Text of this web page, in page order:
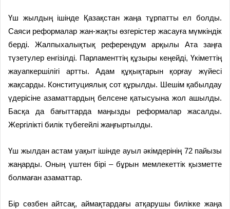
Үш жылдың ішінде Қазақстан жаңа тұрпатты ел болды.
Саяси реформалар жан-жақты өзгерістер жасауға мүмкіндік
берді. Жалпыхалықтық референдум арқылы Ата заңға
түзетулер енгізілді. Парламенттің құзыры кеңейді, Үкіметтің
жауапкершілігі артты. Адам құқықтарын қорғау жүйесі
жақсарды. Конституциялық сот құрылды. Шешім қабылдау
үдерісіне азаматтардың белсене қатысуына жол ашылды.
Басқа да бағыттарда маңызды реформалар жасалды.
Жергілікті билік түбегейлі жаңғыртылды.
Үш жылдан астам уақыт ішінде ауыл әкімдерінің 72 пайызы
жаңарды. Оның үштен бірі – бұрын мемлекеттік қызметте
болмаған азаматтар.
Бір сөзбен айтсақ, аймақтардағы атқарушы билікке жаңа